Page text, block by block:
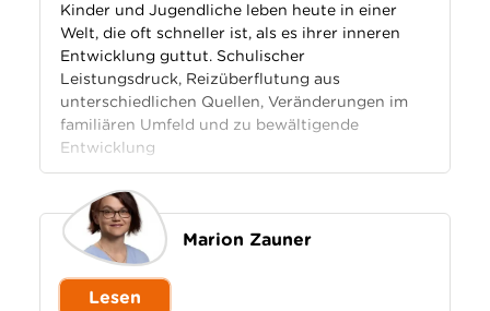
Kinder und Jugendliche leben heute in einer
Welt, die oft schneller ist, als es ihrer inneren
Entwicklung guttut. Schulischer
Leistungsdruck, Reizüberflutung aus
unterschiedlichen Quellen, Veränderungen im
familiären Umfeld und zu bewältigende
Entwicklung
Marion Zauner
Lesen